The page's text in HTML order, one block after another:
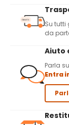
Su tutti
da
Aiuto
Parla
Entra